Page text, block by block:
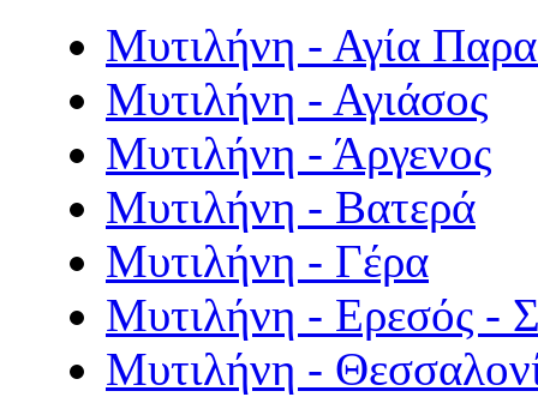
Μυτιλήνη - Αγία
Μυτιλήνη - Αγιάσος
Μυτιλήνη - Άργενος
Μυτιλήνη - Βατερά
Μυτιλήνη - Γέρα
Μυτιλήνη - Ερεσός -
Μυτιλήνη -